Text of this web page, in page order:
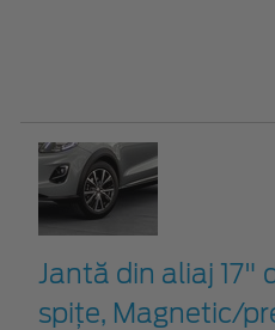
Jantă din aliaj 17"
spițe, Magnetic/